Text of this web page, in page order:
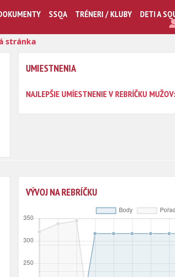
SSQA TRÉNERI / KLUBY DETI A
stránka
UMIESTNENIA
NAJLEPŠIE UMÍESTNENIE V REBRÍČKU
VÝVOJ NA REBRÍČKU